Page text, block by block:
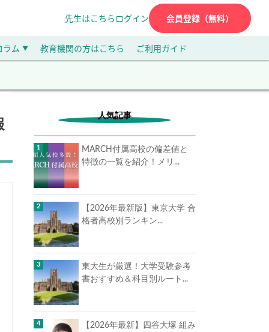
先生はこちら ログイン 会員登録（無料）
ラム ▼ 教育機関の方はこちら ご利用ガイド
人気記事
MARCH付属高校の偏差値と
特徴の一覧を紹介！メリ...
【2026年最新版】東京大学 合
格者高校別ランキン...
東大生が厳選！大学受験参考
書おすすめ＆科目別ルート...
【2026年最新】四谷大塚 組み